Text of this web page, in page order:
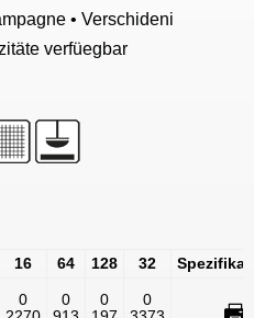
• Verschideni
verfüegbar
16 64 128 32
0
0
0
0